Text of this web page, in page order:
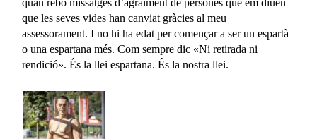
quan rebo missatges d’agraïment de persones que em diuen
que les seves vides han canviat gràcies al meu
assessorament. I no hi ha edat per començar a ser un espartà
o una espartana més. Com sempre dic «Ni retirada ni
rendició». És la llei espartana. És la nostra llei.